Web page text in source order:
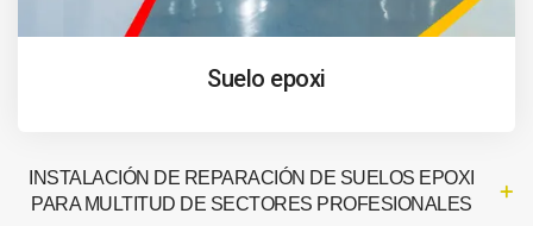
Suelo epoxi
INSTALACIÓN DE REPARACIÓN DE SUELOS EPOXI
PARA MULTITUD DE SECTORES PROFESIONALES